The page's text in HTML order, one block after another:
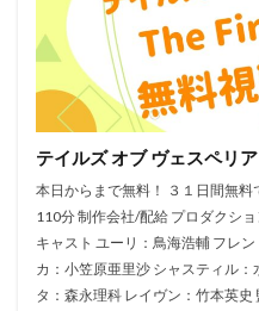
福田彩乃
福田賢二
秋元羊介
秋元龍太朗
秋山竜次〈ロバート〉
秦佐和子
種田梨沙
稲垣来泉
稲垣隆史
稲田徹
稲葉卓也
竹富聖花
緒方恵美
米倉斉加年
米林宏昌
粗品（霜降り明星）
テイルズ オブ ヴェスペリ
本日からまで無料！ ３１日間無
110分 制作会社/配給 プロダクシ
キャスト ユーリ：鳥海浩輔 フレ
カ：小笠原亜里沙 シャスティル：
タ：森永理科 レイヴン：竹本英史